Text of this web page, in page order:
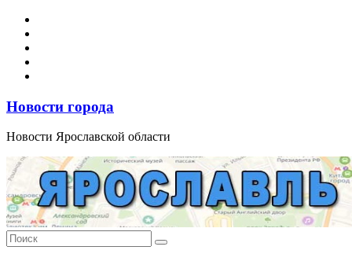
Новости города
Новости Ярославской области